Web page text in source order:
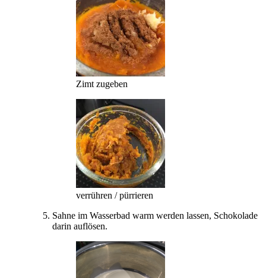
Zimt zugeben
verrühren / pürrieren
Sahne im Wasserbad warm werden lassen, Schokolade
darin auflösen.